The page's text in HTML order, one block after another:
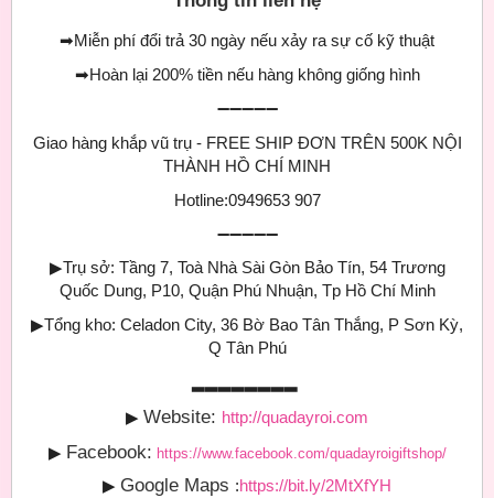
➡Miễn phí đổi trả 30 ngày nếu xảy ra sự cố kỹ thuật
➡Hoàn lại 200% tiền nếu hàng không giống hình
➖➖➖➖➖
Giao hàng khắp vũ trụ - FREE SHIP ĐƠN TRÊN 500K NỘI
THÀNH HỒ CHÍ MINH
Hotline:0949653 907
➖➖➖➖➖
▶Trụ sở: Tầng 7, Toà Nhà Sài Gòn Bảo Tín, 54 Trương
Quốc Dung, P10, Quận Phú Nhuận, Tp Hồ Chí Minh
▶Tổng kho: Celadon City, 36 Bờ Bao Tân Thắng, P Sơn Kỳ,
Q Tân Phú
▶ Website: http://quadayroi.com
▶ Facebook: https://www.facebook.com/quadayroigiftshop/
▶ Google Maps :https://bit.ly/2MtXfYH